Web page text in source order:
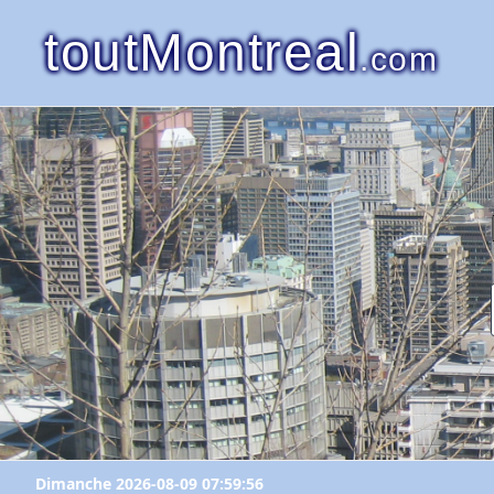
toutMontreal.com
Dimanche 2026-08-09 07:59:56